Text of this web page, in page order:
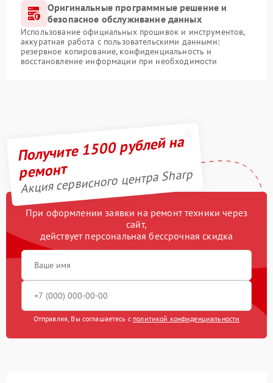
Оригинальные программные решение и
безопасное обслуживание данных
Использование официальных прошивок и инструментов,
аккуратная работа с пользовательскими данными:
резервное копирование, конфиденциальность и
восстановление информации при необходимости
Получите 1500 рублей на
ремонт
Акция сервисного центра Sharp
При оформлении заявки на ремонт техники через
сайт,
действует персональная бессрочная скидка
Отправляя, Вы соглашаетесь с политикой конфиденциальности